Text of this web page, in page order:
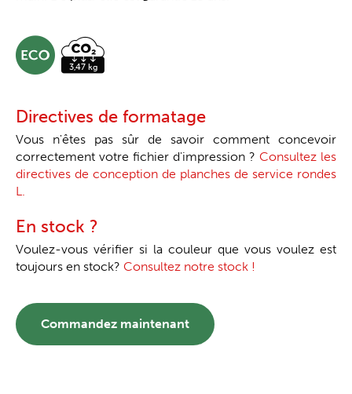
Directives de formatage
Vous n'êtes pas sûr de savoir comment concevoir
correctement votre fichier d'impression ?Consultez les
directives de conception de planches de service rondes
L.
En stock ?
Voulez-vous vérifier si la couleur que vous voulez est
toujours en stock? Consultez notre stock !
Commandez maintenant